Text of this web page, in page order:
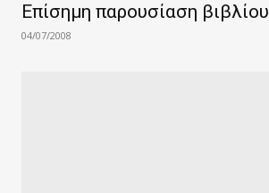
Επίσημη παρουσίαση βιβλίου
04/07/2008